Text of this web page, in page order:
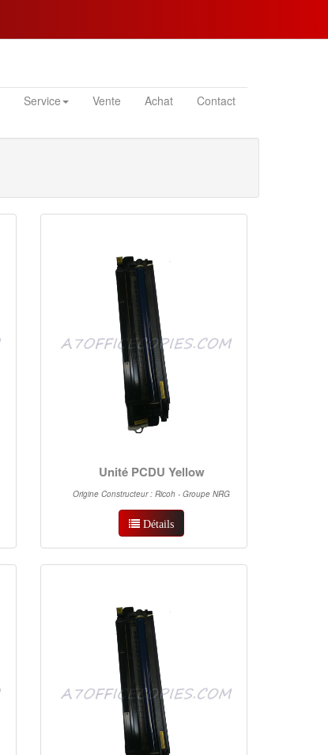
Service Vente Achat Contact
Unité PCDU Yellow
Origine Constructeur : Ricoh - Groupe NRG
Détails